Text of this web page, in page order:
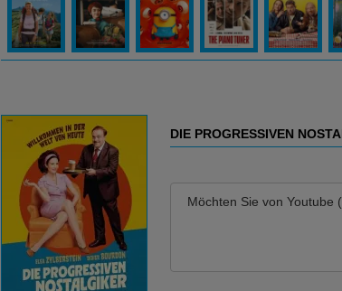
DIE PROGRESSIVEN
Möchten Sie von Youtube